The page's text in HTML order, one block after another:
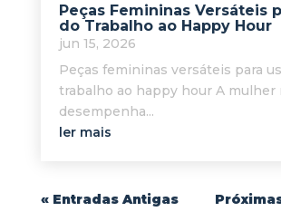
Peças Femininas Versáteis
do Trabalho ao Happy Hour
jun 15, 2026
Peças femininas versáteis para
trabalho ao happy hour A mulher
desempenha...
ler mais
« Entradas Antigas